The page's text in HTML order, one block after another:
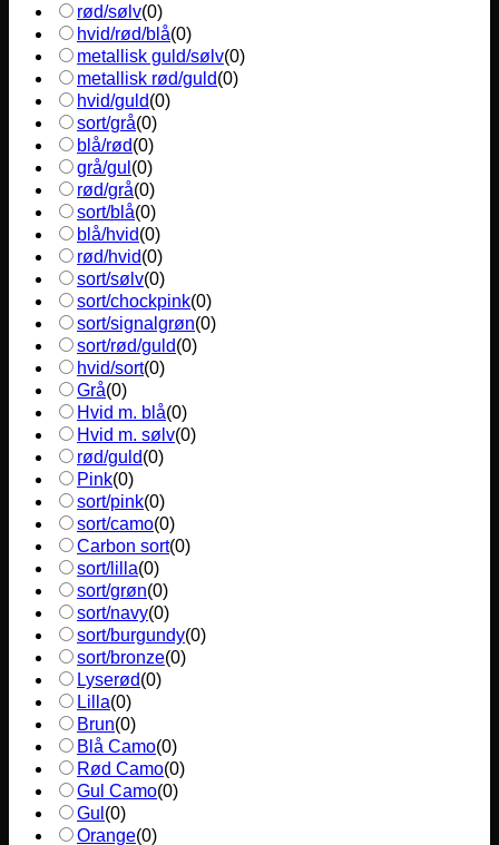
rød/sølv(0)
hvid/rød/blå(0)
metallisk guld/sølv(0)
metallisk rød/guld(0)
hvid/guld(0)
sort/grå(0)
blå/rød(0)
grå/gul (0)
rød/grå(0)
sort/blå(0)
blå/hvid(0)
rød/hvid(0)
sort/sølv(0)
sort/chockpink(0)
sort/signalgrøn(0)
sort/rød/guld(0)
hvid/sort(0)
Grå(0)
Hvid m. blå(0)
Hvid m. sølv(0)
rød/guld(0)
Pink(0)
sort/pink(0)
sort/camo(0)
Carbon sort(0)
sort/lilla(0)
sort/grøn(0)
sort/navy(0)
sort/burgundy(0)
sort/bronze(0)
Lyserød(0)
Lilla(0)
Brun(0)
Blå Camo(0)
Rød Camo(0)
Gul Camo(0)
Gul (0)
Orange(0)